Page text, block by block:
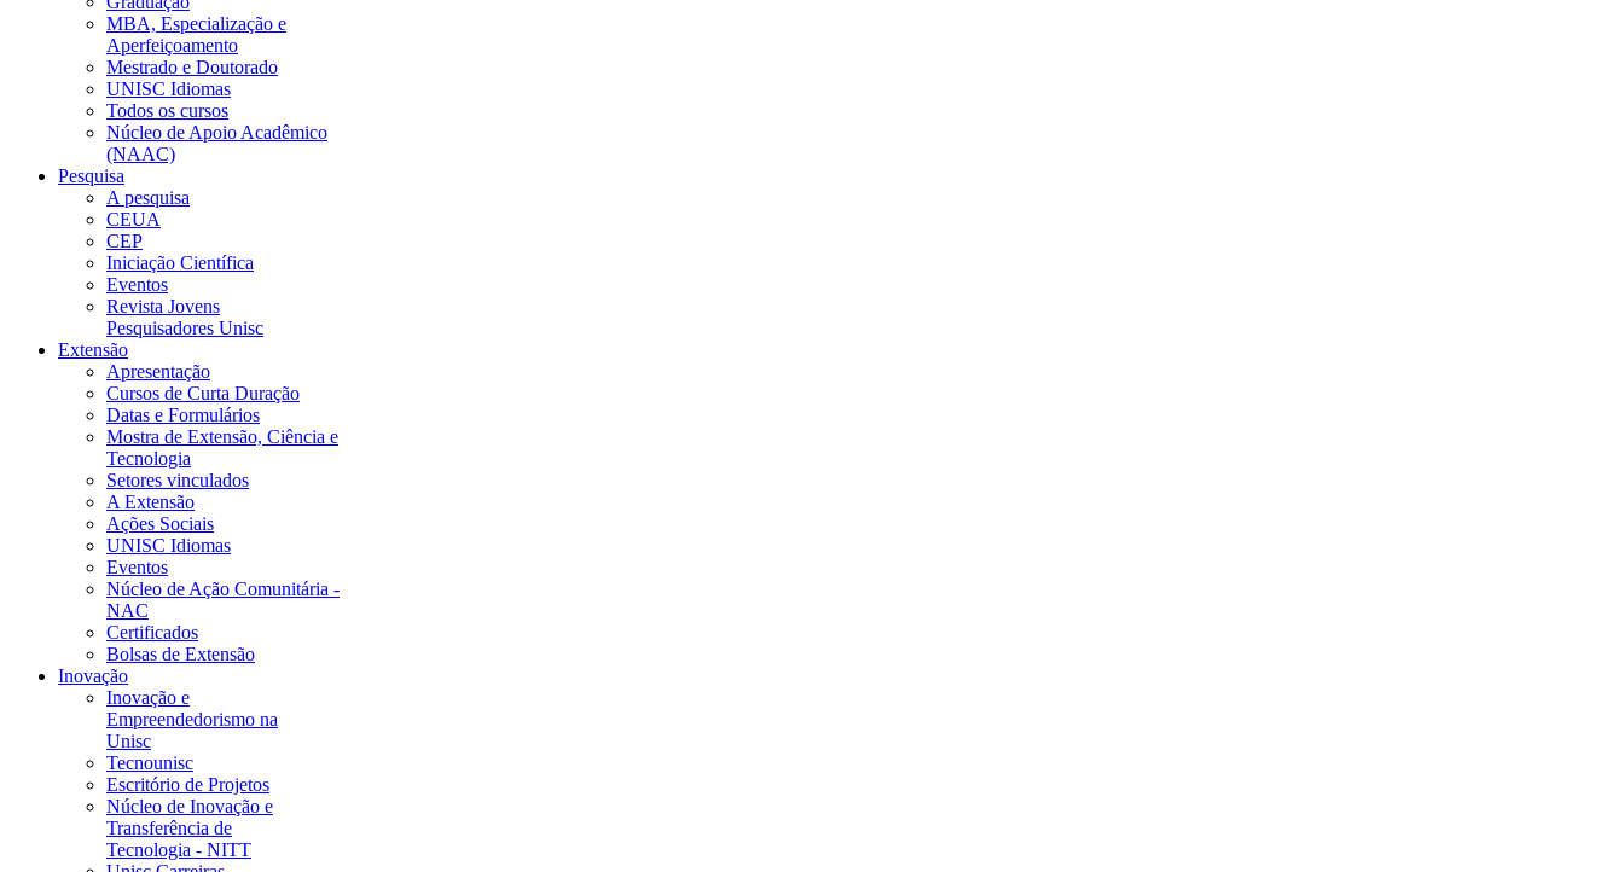
MBA, Especialização e
Aperfeiçoamento
Mestrado e Doutorado
UNISC Idiomas
Todos os cursos
Núcleo de Apoio Acadêmico
(NAAC)
Pesquisa
A pesquisa
CEUA
CEP
Iniciação Científica
Eventos
Revista Jovens
Pesquisadores Unisc
Extensão
Apresentação
Cursos de Curta Duração
Datas e Formulários
Mostra de Extensão, Ciência e
Tecnologia
Setores vinculados
A Extensão
Ações Sociais
UNISC Idiomas
Eventos
Núcleo de Ação Comunitária -
NAC
Certificados
Bolsas de Extensão
Inovação
Inovação e
Empreendedorismo na
Unisc
Tecnounisc
Escritório de Projetos
Núcleo de Inovação e
Transferência de
Tecnologia - NITT